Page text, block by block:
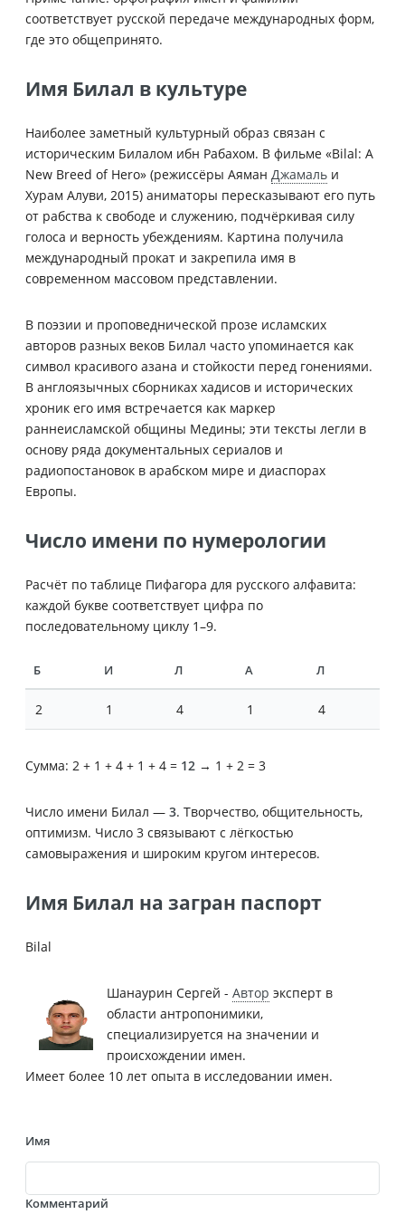
соответствует русской передаче международных форм,
где это общепринято.
Имя Билал в культуре
Наиболее заметный культурный образ связан с
историческим Билалом ибн Рабахом. В фильме «Bilal: A
New Breed of Hero» (режиссёры Аяман Джамаль и
Хурам Алуви, 2015) аниматоры пересказывают его путь
от рабства к свободе и служению, подчёркивая силу
голоса и верность убеждениям. Картина получила
международный прокат и закрепила имя в
современном массовом представлении.
В поэзии и проповеднической прозе исламских
авторов разных веков Билал часто упоминается как
символ красивого азана и стойкости перед гонениями.
В англоязычных сборниках хадисов и исторических
хроник его имя встречается как маркер
раннеисламской общины Медины; эти тексты легли в
основу ряда документальных сериалов и
радиопостановок в арабском мире и диаспорах
Европы.
Число имени по нумерологии
Расчёт по таблице Пифагора для русского алфавита:
каждой букве соответствует цифра по
последовательному циклу 1–9.
Б И Л А Л
2 1 4 1 4
Сумма: 2 + 1 + 4 + 1 + 4 = 12 → 1 + 2 = 3
Число имени Билал — 3. Творчество, общительность,
оптимизм. Число 3 связывают с лёгкостью
самовыражения и широким кругом интересов.
Имя Билал на загран паспорт
Bilal
Шанаурин Сергей - Автор эксперт в
области антропонимики,
специализируется на значении и
происхождении имен.
Имеет более 10 лет опыта в исследовании имен.
Имя
Комментарий